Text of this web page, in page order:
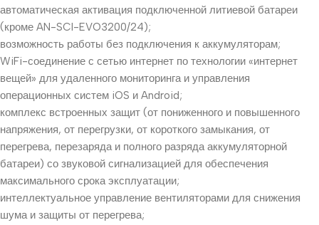
автоматическая активация подключенной литиевой батареи
(кроме AN-SCI-EVO3200/24);
возможность работы без подключения к аккумуляторам;
WiFi-соединение с сетью интернет по технологии «интернет
вещей» для удаленного мониторинга и управления
операционных систем iOS и Android;
комплекс встроенных защит (от пониженного и повышенного
напряжения, от перегрузки, от короткого замыкания, от
перегрева, перезаряда и полного разряда аккумуляторной
батареи) со звуковой сигнализацией для обеспечения
максимального срока эксплуатации;
интеллектуальное управление вентиляторами для снижения
шума и защиты от перегрева;